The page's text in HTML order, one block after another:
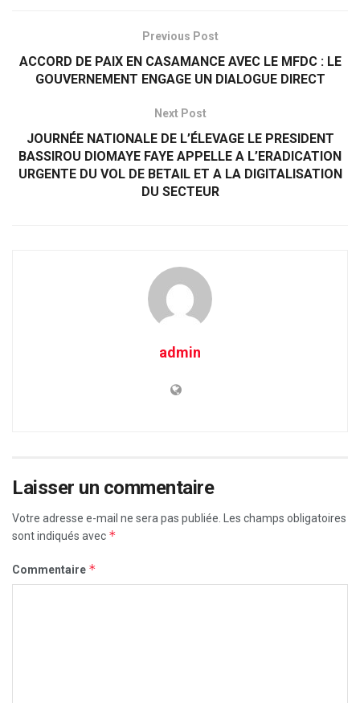
Previous Post
ACCORD DE PAIX EN CASAMANCE AVEC LE MFDC : LE
GOUVERNEMENT ENGAGE UN DIALOGUE DIRECT
Next Post
JOURNÉE NATIONALE DE L’ÉLEVAGE LE PRESIDENT
BASSIROU DIOMAYE FAYE APPELLE A L’ERADICATION
URGENTE DU VOL DE BETAIL ET A LA DIGITALISATION
DU SECTEUR
admin
Laisser un commentaire
Votre adresse e-mail ne sera pas publiée.
Les champs obligatoires
sont indiqués avec *
Commentaire *